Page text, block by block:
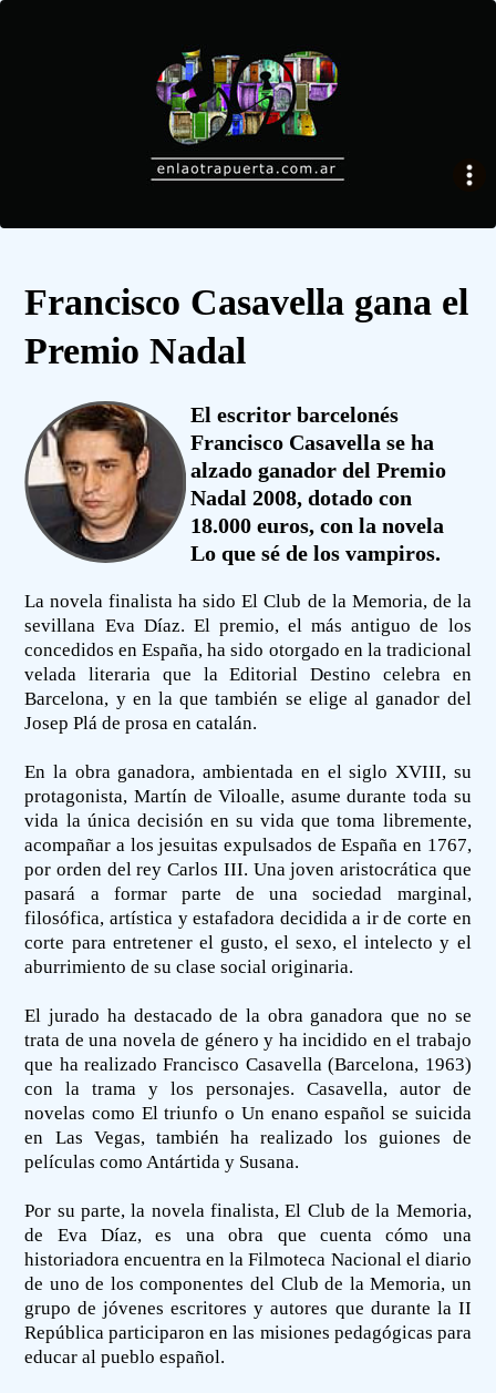
Francisco Casavella gana el
Premio Nadal
El escritor barcelonés
Francisco Casavella se ha
alzado ganador del Premio
Nadal 2008, dotado con
18.000 euros, con la novela
Lo que sé de los vampiros.
La novela finalista ha sido El Club de la Memoria, de la
sevillana Eva Díaz. El premio, el más antiguo de los
concedidos en España, ha sido otorgado en la tradicional
velada literaria que la Editorial Destino celebra en
Barcelona, y en la que también se elige al ganador del
Josep Plá de prosa en catalán.
En la obra ganadora, ambientada en el siglo XVIII, su
protagonista, Martín de Viloalle, asume durante toda su
vida la única decisión en su vida que toma libremente,
acompañar a los jesuitas expulsados de España en 1767,
por orden del rey Carlos III. Una joven aristocrática que
pasará a formar parte de una sociedad marginal,
filosófica, artística y estafadora decidida a ir de corte en
corte para entretener el gusto, el sexo, el intelecto y el
aburrimiento de su clase social originaria.
El jurado ha destacado de la obra ganadora que no se
trata de una novela de género y ha incidido en el trabajo
que ha realizado Francisco Casavella (Barcelona, 1963)
con la trama y los personajes. Casavella, autor de
novelas como El triunfo o Un enano español se suicida
en Las Vegas, también ha realizado los guiones de
películas como Antártida y Susana.
Por su parte, la novela finalista, El Club de la Memoria,
de Eva Díaz, es una obra que cuenta cómo una
historiadora encuentra en la Filmoteca Nacional el diario
de uno de los componentes del Club de la Memoria, un
grupo de jóvenes escritores y autores que durante la II
República participaron en las misiones pedagógicas para
educar al pueblo español.